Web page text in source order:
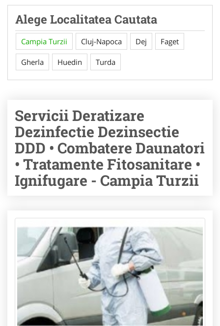
Alege Localitatea Cautata
Campia Turzii Cluj-Napoca Dej Faget
Gherla Huedin Turda
Servicii Deratizare
Dezinfectie Dezinsectie
DDD • Combatere Daunatori
• Tratamente Fitosanitare •
Ignifugare - Campia Turzii